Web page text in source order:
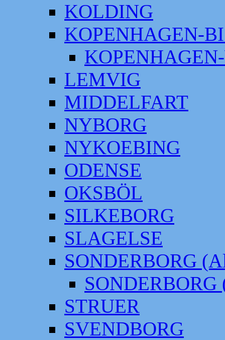
KOLDING
KOPENHAGEN-
LEMVIG
MIDDELFART
NYBORG
NYKOEBING
ODENSE
OKSBÖL
SILKEBORG
SLAGELSE
SONDERBORG
SONDERBORG
STRUER
SVENDBORG